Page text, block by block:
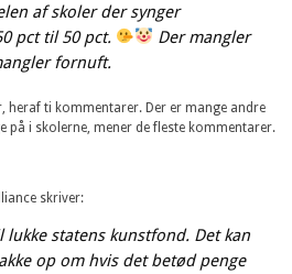
af skoler der synger
pct til 50 pct.
Der mangler
fornuft.
heraf ti kommentarer. Der er mange andre
på i skolerne, mener de fleste kommentarer.
skriver:
lukke statens kunstfond. Det kan
op om hvis det betød penge